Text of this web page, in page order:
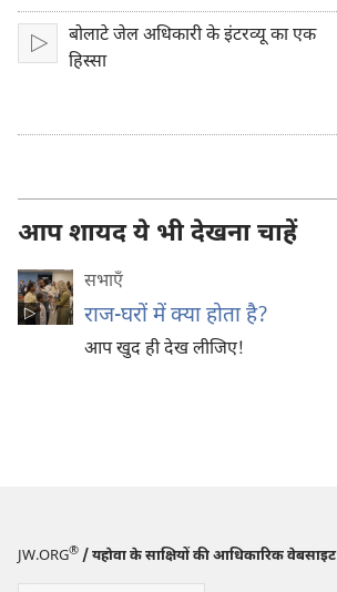
चलाइए
बोलाटे जेल अधिकारी के इंटरव्यू का एक
हिस्सा
आप शायद ये भी देखना चाहें
सभाएँ
राज-घरों में क्या होता है?
आप खुद ही देख लीजिए!
JW.ORG® / यहोवा के साक्षियों की आधिकारिक वेबसाइट